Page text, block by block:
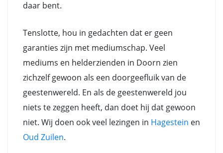
daar bent.
Tenslotte, hou in gedachten dat er geen
garanties zijn met mediumschap. Veel
mediums en helderzienden in Doorn zien
zichzelf gewoon als een doorgeefluik van de
geestenwereld. En als de geestenwereld jou
niets te zeggen heeft, dan doet hij dat gewoon
niet. Wij doen ook veel lezingen in Hagestein en
Oud Zuilen.